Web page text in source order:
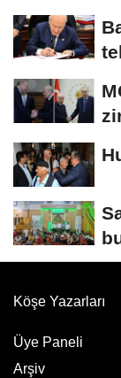
Köşe Yazarları
Üye Paneli
Arşiv